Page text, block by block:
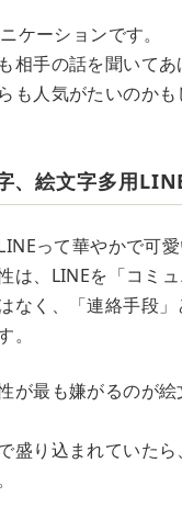
ケーションです。
相手の話を聞いて
も人気がたいのかも
、絵文字多用
って華やかで可愛
は、LINEを「コミ
なく、「連絡手段
。
が最も嫌がるのが
盛り込まれていたら